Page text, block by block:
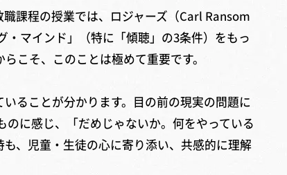
課程の授業では、ロジャーズ（Carl Ransom
マインド」（特に「傾聴」の3条件）をもっ
こそ、このことは極めて重要です。
ることが分かります。目の前の現実の問題に
に感じ、「だめじゃないか。何をやっている
、児童・生徒の心に寄り添い、共感的に理解